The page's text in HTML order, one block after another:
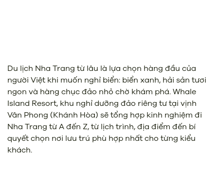
Du lịch Nha Trang từ lâu là lựa chọn hàng đầu của
người Việt khi muốn nghỉ biển: biển xanh, hải sản tươi
ngon và hàng chục đảo nhỏ chờ khám phá. Whale
Island Resort, khu nghỉ dưỡng đảo riêng tư tại vịnh
Vân Phong (Khánh Hòa) sẽ tổng hợp kinh nghiệm đi
Nha Trang từ A đến Z, từ lịch trình, địa điểm đến bí
quyết chọn nơi lưu trú phù hợp nhất cho từng kiểu
khách.